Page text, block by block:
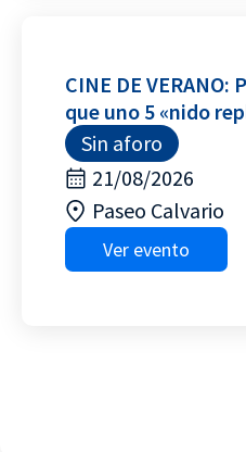
CINE DE VERANO:
que uno 5 «nido
Sin aforo
21/08/2026
Paseo Calvario
Ver evento